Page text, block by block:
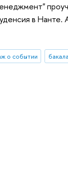
в Нанте.
о событии